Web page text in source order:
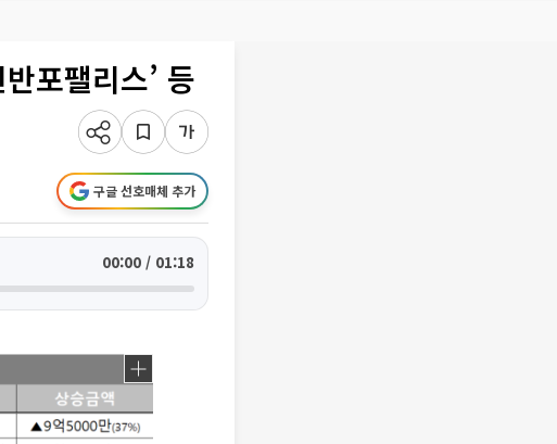
포팰리스’ 등
구글 선호매체 추가
00:00 / 01:18